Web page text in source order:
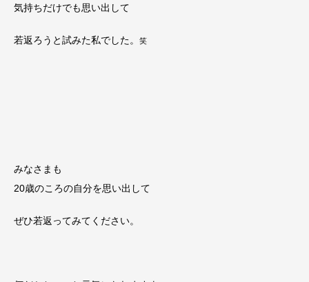
気持ちだけでも思い出して
若返ろうと試みた私でした。 笑
みなさまも
20歳のころの自分を思い出して
ぜひ若返ってみてください。